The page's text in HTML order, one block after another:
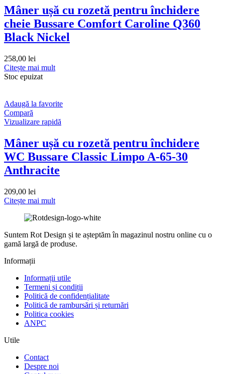
Mâner ușă cu rozetă pentru închidere
cheie Bussare Comfort Caroline Q360
Black Nickel
258,00 lei
Citește mai mult
Stoc epuizat
Adaugă la favorite
Compară
Vizualizare rapidă
Mâner ușă cu rozetă pentru închidere
WC Bussare Classic Limpo A-65-30
Anthracite
209,00 lei
Citește mai mult
Suntem Rot Design și te așteptăm în magazinul nostru online cu o
gamă largă de produse.
Informații
Informații utile
Termeni și condiții
Politică de confidențialitate
Politică de rambursări și returnări
Politica cookies
ANPC
Utile
Contact
Despre noi